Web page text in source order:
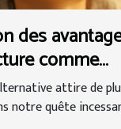
des
comme
à
attire de
notre quête